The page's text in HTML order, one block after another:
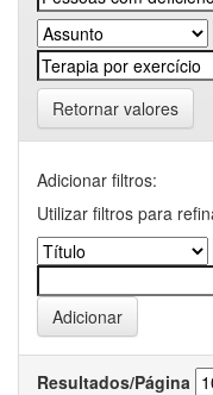
Retornar valores
Adicionar filtros:
Utilizar filtros para
Resultados/Página